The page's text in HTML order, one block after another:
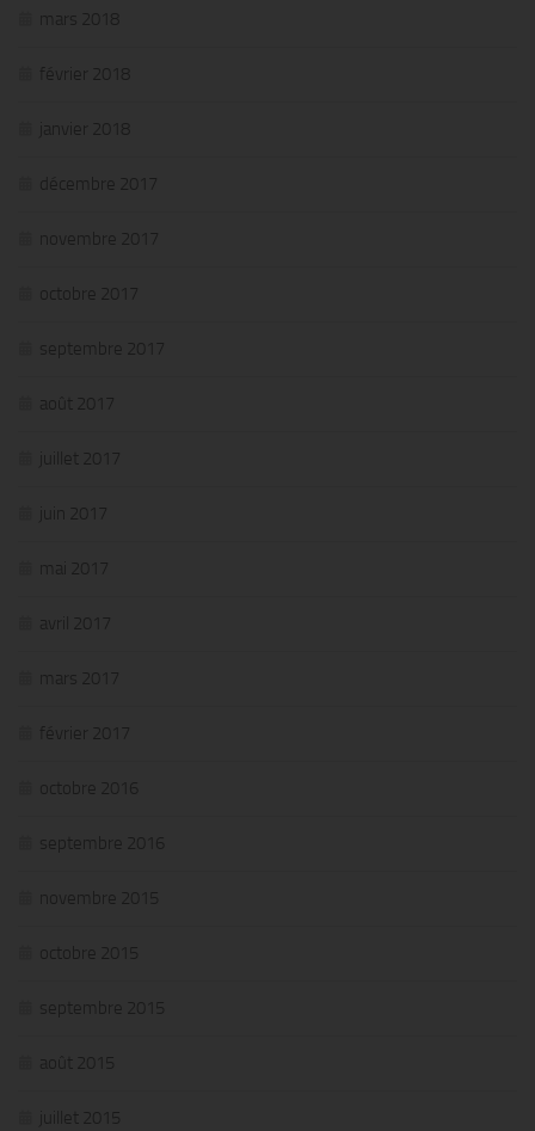
mars 2018
février 2018
janvier 2018
décembre 2017
novembre 2017
octobre 2017
septembre 2017
août 2017
juillet 2017
juin 2017
mai 2017
avril 2017
mars 2017
février 2017
octobre 2016
septembre 2016
novembre 2015
octobre 2015
septembre 2015
août 2015
juillet 2015